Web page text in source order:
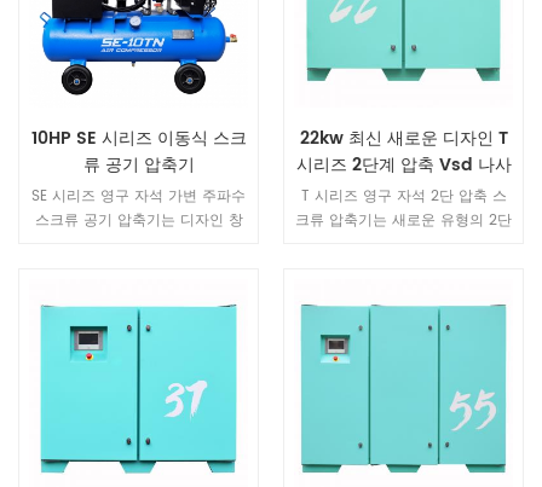
력 기계와 비교하여 볼륨이 40%
최적화되었으며 이는 공기 역학과
재료 공학의 첨단 기술 조합입니
10HP SE 시리즈 이동식 스크
류 공기 압축기
SE 시리즈 영구 자석 가변 주파수
스크류 공기 압축기는 디자인 창
으로 맛을 새롭게 하고 고품질 기
술로 독창성을 계승합니다. 소재
는 힘이 넘치며 곳곳에서 품질과
정교함을 보여주며, 모든 디테일
이 컬러, 디자인, 소재를 완벽하게
표현합니다.
22kw 최신 새로운 디자인 T
시리즈 2단계 압축 Vsd 나사
공기 압축기
T 시리즈 영구 자석 2단 압축 스
크류 압축기는 새로운 유형의 2단
부 구조를 최적화하며 고효율 2단
압축은 세계 최고 수준의 변위.